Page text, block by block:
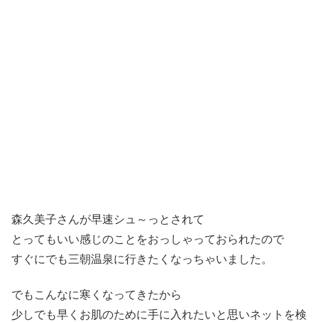
森久美子さんが早速シュ～っとされて
とってもいい感じのことをおっしゃっておられたので
すぐにでも三朝温泉に行きたくなっちゃいました。
でもこんなに寒くなってきたから
少しでも早くお肌のために手に入れたいと思いネットを検